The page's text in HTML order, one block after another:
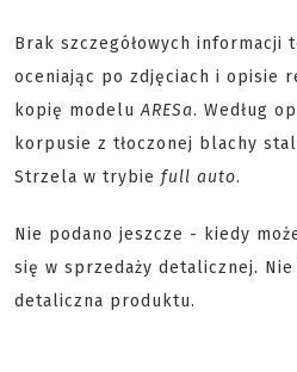
Brak szczegółowych informacji
oceniając po zdjęciach i opisie
kopię modeluARESa. Według
korpusie z tłoczonej blachy
Strzela w trybie full auto.
Nie podano jeszcze - kiedy
się w sprzedaży detalicznej.
detaliczna produktu.